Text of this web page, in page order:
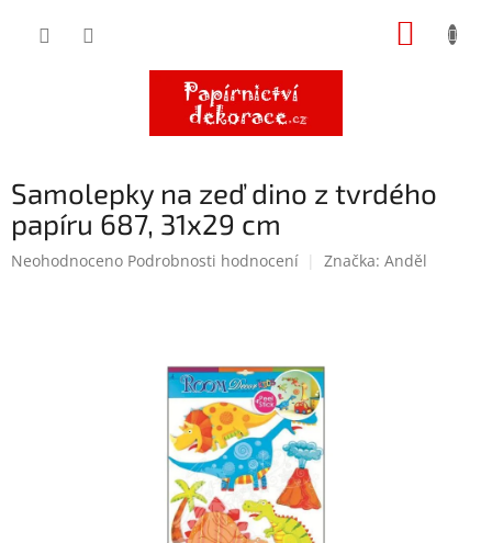
Samolepky na zeď dino z tvrdého
papíru 687, 31x29 cm
Průměrné
Neohodnoceno Podrobnosti hodnocení Značka: Anděl